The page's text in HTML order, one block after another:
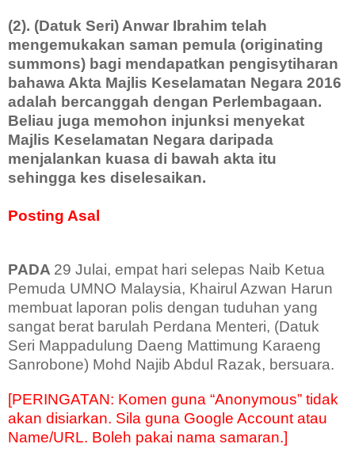
(2). (Datuk Seri) Anwar Ibrahim telah
mengemukakan saman pemula (originating
summons) bagi mendapatkan pengisytiharan
bahawa Akta Majlis Keselamatan Negara 2016
adalah bercanggah dengan Perlembagaan.
Beliau juga memohon injunksi menyekat
Majlis Keselamatan Negara daripada
menjalankan kuasa di bawah akta itu
sehingga kes diselesaikan.
Posting Asal
PADA 29 Julai, empat hari selepas Naib Ketua
Pemuda UMNO Malaysia, Khairul Azwan Harun
membuat laporan polis dengan tuduhan yang
sangat berat barulah Perdana Menteri, (Datuk
Seri Mappadulung Daeng Mattimung Karaeng
Sanrobone) Mohd Najib Abdul Razak, bersuara.
[PERINGATAN: Komen guna “Anonymous” tidak
akan disiarkan. Sila guna Google Account atau
Name/URL. Boleh pakai nama samaran.]